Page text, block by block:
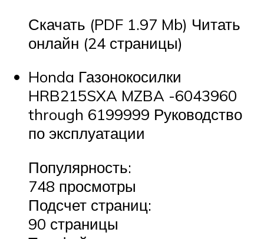
Скачать (PDF 1.97 Mb) Читать
онлайн (24 страницы)
Honda Газонокосилки
HRB215SXA MZBA -6043960
through 6199999 Руководство
по эксплуатации
Популярность:
748 просмотры
Подсчет страниц:
90 страницы